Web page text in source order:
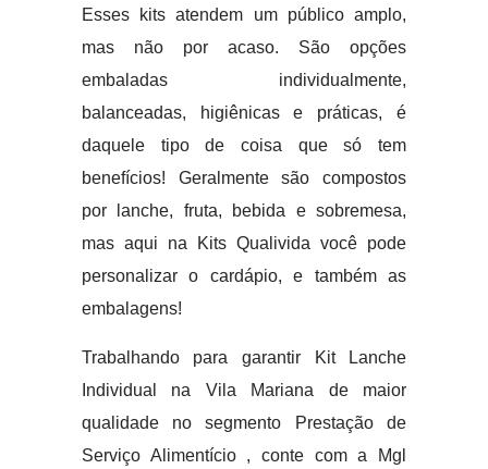
Esses kits atendem um público amplo,
mas não por acaso. São opções
embaladas individualmente,
balanceadas, higiênicas e práticas, é
daquele tipo de coisa que só tem
benefícios! Geralmente são compostos
por lanche, fruta, bebida e sobremesa,
mas aqui na Kits Qualivida você pode
personalizar o cardápio, e também as
embalagens!
Trabalhando para garantir Kit Lanche
Individual na Vila Mariana de maior
qualidade no segmento Prestação de
Serviço Alimentício , conte com a Mgl